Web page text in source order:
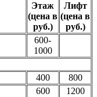
Этаж
(цена в
руб.)
Лифт
(цена в
руб.)
600-
1000
400
800
600
1200